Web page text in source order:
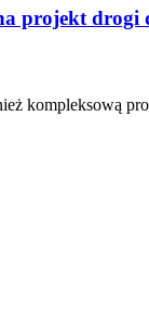
projekt drogi
kompleksową